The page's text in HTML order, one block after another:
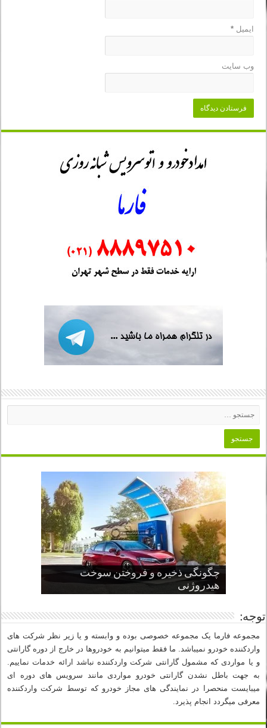
ایمیل*
وب‌ سایت
چگونگی ذخیره و فروختن سوخت
هیدروژنی
قدرتمندترین ماسل کارها یا خودروهای
عضلانی امریکایی
چرا نمک باعث خوردگی خودرو می شود؟
پنج کابین جذاب سال های اخیر صنعت
خودروسازی
از صفر تا صد طراحی خودرو قسمت
سوم
توجه:
مجموعه فارما یک مجموعه خصوصی بوده و وابسته و یا زیر نظر شرکت های
واردکننده خودرو نمیباشد. ما فقط میتوانیم به خودروها در خارج از دوره گارانتی
و یا مواردی که مشمول گارانتی شرکت واردکننده نباشد ارائه خدمات نماییم.
به جهت باطل نشدن گارانتی خودرو مواردی مانند سرویس های دوره ای
میبایست منحصرا در نمایندگی های مجاز خودرو که توسط شرکت واردکننده
معرفی میگردد انجام پذیرد.